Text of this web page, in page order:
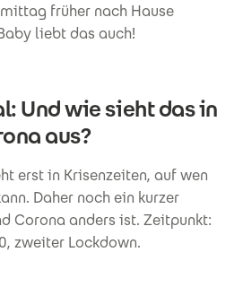
früher nach Hause
liebt das auch!
Und wie sieht das in
aus?
erst in Krisenzeiten, auf wen
Daher noch ein kurzer
Corona anders ist. Zeitpunkt:
zweiter Lockdown.